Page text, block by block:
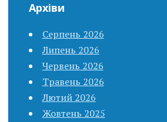
Архіви
Серпень 2026
Липень 2026
Червень 2026
Травень 2026
Лютий 2026
Жовтень 2025